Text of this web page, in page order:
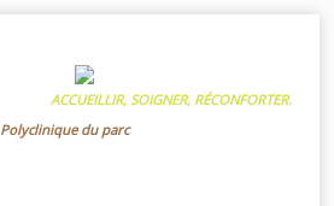
ACCUEILLIR, SOIGNER, RÉCONFORTER.
Polyclinique du parc